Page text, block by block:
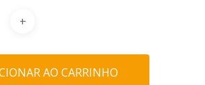
AO CARRINHO